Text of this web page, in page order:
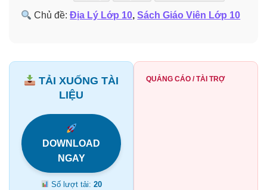
Chủ đề:Địa Lý Lớp 10,Sách Giáo Viên Lớp 10
TẢI XUỐNG TÀI
LIỆU
DOWNLOAD
NGAY
Số lượt tải:20
QUẢNG CÁO / TÀI TRỢ